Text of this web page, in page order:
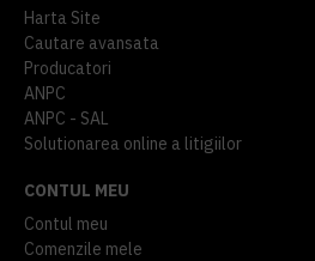
Harta Site
Cautare avansata
Producatori
ANPC
ANPC - SAL
Solutionarea online a litigiilor
CONTUL MEU
Contul meu
Comenzile mele